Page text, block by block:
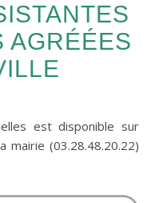
AGRÉÉES
est disponible sur
mairie (03.28.48.20.22)